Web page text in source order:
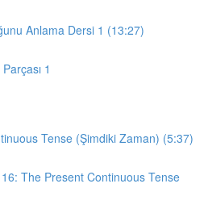
Anlama Dersi 1 (13:27)
1
Tense (Şimdiki Zaman) (5:37)
The Present Continuous Tense